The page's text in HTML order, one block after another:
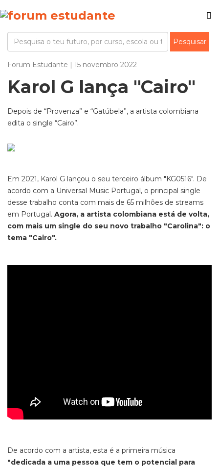
Forum Estudante | 15 novembro 2022
Karol G lança "Cairo"
Depois de “Provenza” e “Gatúbela”, a artista colombiana
edita o single “Cairo”.
Em 2021, Karol G lançou o seu terceiro álbum "KG0516". De
acordo com a Universal Music Portugal, o principal single
desse trabalho conta com mais de 65 milhões de streams
em Portugal. Agora, a artista colombiana está de volta,
com mais um single do seu novo trabalho "Carolina": o
tema "Cairo".
De acordo com a artista, esta é a primeira música
"dedicada a uma pessoa que tem o potencial para